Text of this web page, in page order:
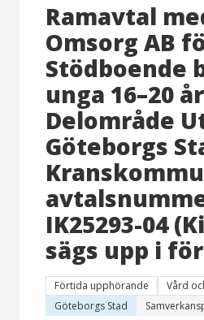
Ramavtal
Omsorg AB
Stödboende
unga 16–20 år
Delområde
Göteborgs
IK25293-04
sägs upp i
Förtida upphörande
Vård
Göteborgs Stad